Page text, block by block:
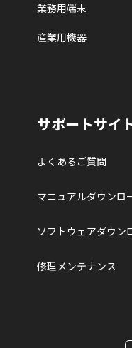
業務用端末
産業用機器
サポートサイ
よくあるご質問
マニュアルダウンロ
ソフトウェアダウン
修理メンテナンス